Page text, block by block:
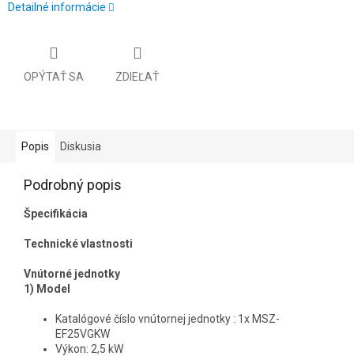
Detailné informácie
OPÝTAŤ SA ZDIEĽAŤ
Popis Diskusia
Podrobný popis
Špecifikácia
Technické vlastnosti
Vnútorné jednotky
1) Model
Katalógové číslo vnútornej jednotky : 1x MSZ-
EF25VGKW
Výkon: 2,5 kW